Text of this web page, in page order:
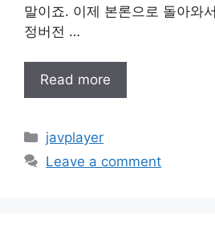
말이죠. 이제 본론으로 돌아와
정버전 …
Read more
Categories
javplayer
Leave a comment